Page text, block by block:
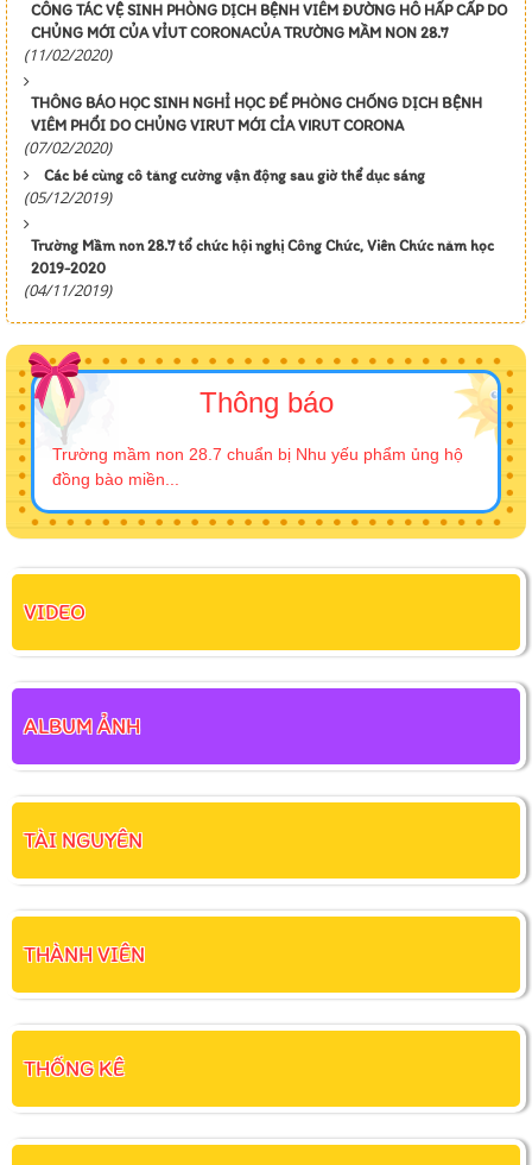
CÔNG TÁC VỆ SINH PHÒNG DỊCH BỆNH VIÊM ĐƯỜNG HÔ HẤP CẤP DO
CHỦNG MỚI CỦA VỈUT CORONACỦA TRƯỜNG MẦM NON 28.7
(11/02/2020)
THÔNG BÁO HỌC SINH NGHỈ HỌC ĐỂ PHÒNG CHỐNG DỊCH BỆNH
VIÊM PHỔI DO CHỦNG VIRUT MỚI CỈA VIRUT CORONA
(07/02/2020)
Các bé cùng cô tăng cường vận động sau giờ thể dục sáng
(05/12/2019)
Trường Mầm non 28.7 tổ chức hội nghị Công Chức, Viên Chức năm học
2019-2020
(04/11/2019)
Thông báo
Trường mầm non 28.7 chuẩn bị Nhu yếu phẩm ủng hộ
đồng bào miền...
VIDEO
ALBUM ẢNH
TÀI NGUYÊN
THÀNH VIÊN
THỐNG KÊ